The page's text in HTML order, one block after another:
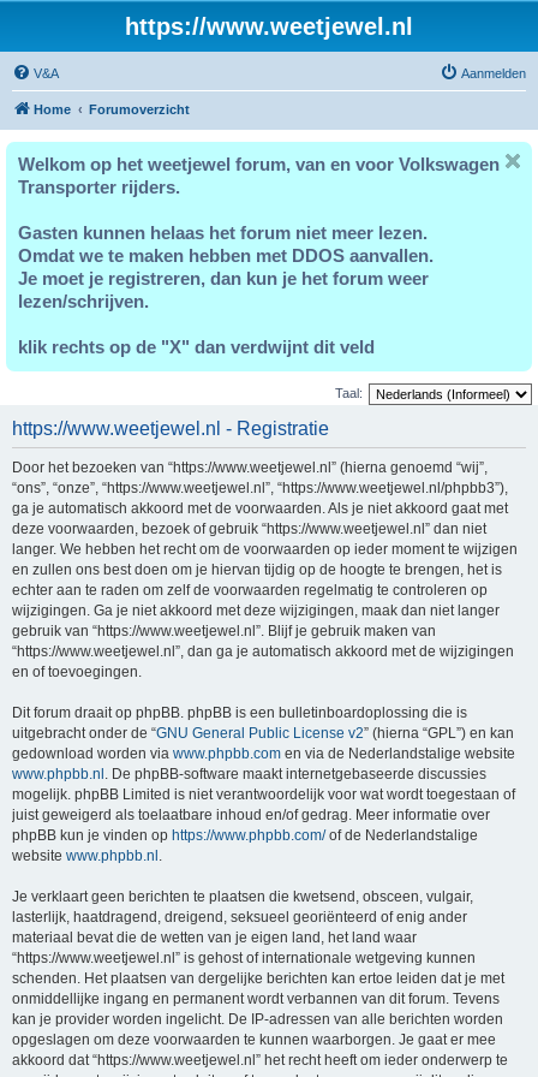
https://www.weetjewel.nl
V&A Aanmelden
Home Forumoverzicht
Welkom op het weetjewel forum, van en voor Volkswagen
Transporter rijders.
Gasten kunnen helaas het forum niet meer lezen.
Omdat we te maken hebben met DDOS aanvallen.
Je moet je registreren, dan kun je het forum weer
lezen/schrijven.
klik rechts op de "X" dan verdwijnt dit veld
Taal:
https://www.weetjewel.nl - Registratie
Door het bezoeken van “https://www.weetjewel.nl” (hierna genoemd “wij”,
“ons”, “onze”, “https://www.weetjewel.nl”, “https://www.weetjewel.nl/phpbb3”),
ga je automatisch akkoord met de voorwaarden. Als je niet akkoord gaat met
deze voorwaarden, bezoek of gebruik “https://www.weetjewel.nl” dan niet
langer. We hebben het recht om de voorwaarden op ieder moment te wijzigen
en zullen ons best doen om je hiervan tijdig op de hoogte te brengen, het is
echter aan te raden om zelf de voorwaarden regelmatig te controleren op
wijzigingen. Ga je niet akkoord met deze wijzigingen, maak dan niet langer
gebruik van “https://www.weetjewel.nl”. Blijf je gebruik maken van
“https://www.weetjewel.nl”, dan ga je automatisch akkoord met de wijzigingen
en of toevoegingen.
Dit forum draait op phpBB. phpBB is een bulletinboardoplossing die is
uitgebracht onder de “GNU General Public License v2” (hierna “GPL”) en kan
gedownload worden via www.phpbb.com en via de Nederlandstalige website
www.phpbb.nl . De phpBB-software maakt internetgebaseerde discussies
mogelijk. phpBB Limited is niet verantwoordelijk voor wat wordt toegestaan of
juist geweigerd als toelaatbare inhoud en/of gedrag. Meer informatie over
phpBB kun je vinden op https://www.phpbb.com/of de Nederlandstalige
website www.phpbb.nl .
Je verklaart geen berichten te plaatsen die kwetsend, obsceen, vulgair,
lasterlijk, haatdragend, dreigend, seksueel georiënteerd of enig ander
materiaal bevat die de wetten van je eigen land, het land waar
“https://www.weetjewel.nl” is gehost of internationale wetgeving kunnen
schenden. Het plaatsen van dergelijke berichten kan ertoe leiden dat je met
onmiddellijke ingang en permanent wordt verbannen van dit forum. Tevens
kan je provider worden ingelicht. De IP-adressen van alle berichten worden
opgeslagen om deze voorwaarden te kunnen waarborgen. Je gaat er mee
akkoord dat “https://www.weetjewel.nl” het recht heeft om ieder onderwerp te